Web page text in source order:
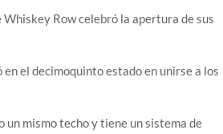
Row celebró la apertura de sus
el decimoquinto estado en unirse a los
mismo techo y tiene un sistema de